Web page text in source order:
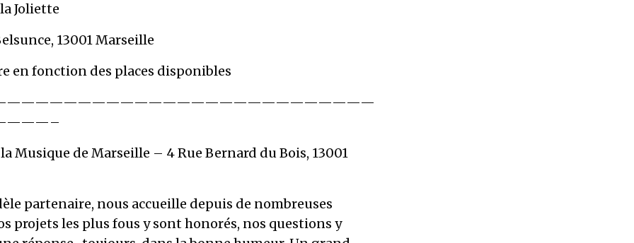
Joliette
13001 Marseille
en fonction des places disponibles
Musique de Marseille – 4 Rue Bernard du Bois, 13001
partenaire, nous accueille depuis de nombreuses
projets les plus fous y sont honorés, nos questions y